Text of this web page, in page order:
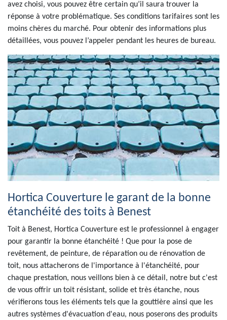
avez choisi, vous pouvez être certain qu’il saura trouver la
réponse à votre problématique. Ses conditions tarifaires sont les
moins chères du marché. Pour obtenir des informations plus
détaillées, vous pouvez l’appeler pendant les heures de bureau.
Hortica Couverture le garant de la bonne
étanchéité des toits à Benest
Toit à Benest, Hortica Couverture est le professionnel à engager
pour garantir la bonne étanchéité ! Que pour la pose de
revêtement, de peinture, de réparation ou de rénovation de
toit, nous attacherons de l'importance à l'étanchéité, pour
chaque prestation, nous veillons bien à ce détail, notre but c'est
de vous offrir un toit résistant, solide et très étanche, nous
vérifierons tous les éléments tels que la gouttière ainsi que les
autres systèmes d'évacuation d'eau, nous poserons des produits